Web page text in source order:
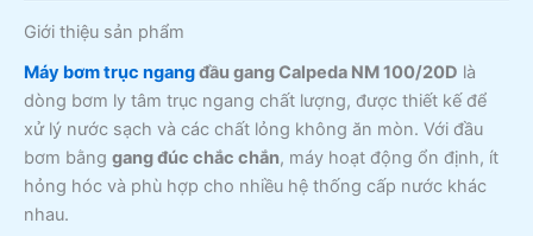
Giới thiệu sản phẩm
Máy bơm trục ngangđầu gang Calpeda NM 100/20D là
dòng bơm ly tâm trục ngang chất lượng, được thiết kế để
xử lý nước sạch và các chất lỏng không ăn mòn. Với đầu
bơm bằng gang đúc chắc chắn, máy hoạt động ổn định, ít
hỏng hóc và phù hợp cho nhiều hệ thống cấp nước khác
nhau.